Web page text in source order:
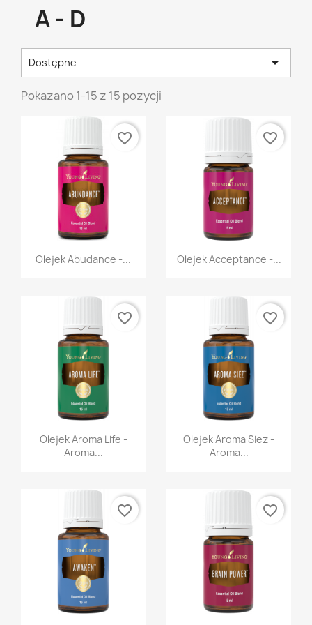
A - D
Dostępne 
Pokazano 1-15 z 15 pozycji
Szybki podgląd
Olejek Abudance -...
favorite_border
Szybki podgląd
Olejek Acceptance -...
favorite_border
Szybki podgląd
Olejek Aroma Life -
Aroma...
favorite_border
Szybki podgląd
Olejek Aroma Siez -
Aroma...
favorite_border
favorite_border favorite_border